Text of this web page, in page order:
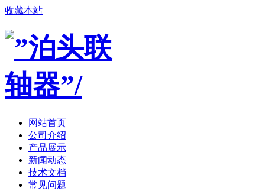
收藏本站
网站首页
公司介绍
产品展示
新闻动态
技术文档
常见问题